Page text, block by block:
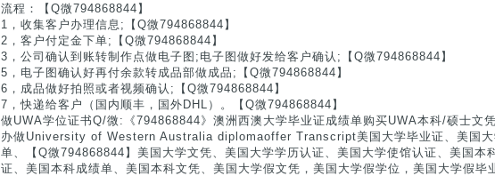
流程：【Q微794868844】
1，收集客户办理信息;【Q微794868844】
2，客户付定金下单;【Q微794868844】
3，公司确认到账转制作点做电子图;电子图做好发给客户确认;【Q微794868844】
5，电子图确认好再付余款转成品部做成品;【Q微794868844】
6，成品做好拍照或者视频确认;【Q微794868844】
7，快递给客户（国内顺丰，国外DHL）。【Q微794868844】
做UWA学位证书Q/微:《794868844》澳洲西澳大学毕业证成绩单购买UWA本科/硕士文
办做University of Western Australia diplomaoffer Transcript美国大学毕业证、美国大
单、【Q微794868844】美国大学文凭、美国大学学历认证、美国大学使馆认证、美国本
证、美国本科成绩单、美国本科文凭、美国大学假文凭，美国大学假学位，美国大学假毕